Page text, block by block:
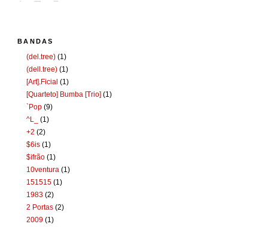
BANDAS
(del.tree) (1)
(dell.tree) (1)
[Art].Ficial (1)
[Quarteto] Bumba [Trio] (1)
`Pop (9)
^L_
(1)
+2 (2)
$6is (1)
$ifrão (1)
10ventura (1)
151515 (1)
1983 (2)
2 Portas (2)
2009 (1)